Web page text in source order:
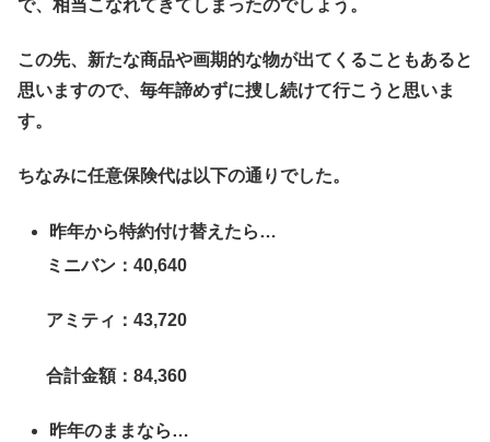
で、相当こなれてきてしまったのでしょう。
この先、新たな商品や画期的な物が出てくることもあると
思いますので、毎年諦めずに捜し続けて行こうと思いま
す。
ちなみに任意保険代は以下の通りでした。
昨年から特約付け替えたら…
ミニバン：40,640
アミティ：43,720
合計金額：84,360
昨年のままなら…